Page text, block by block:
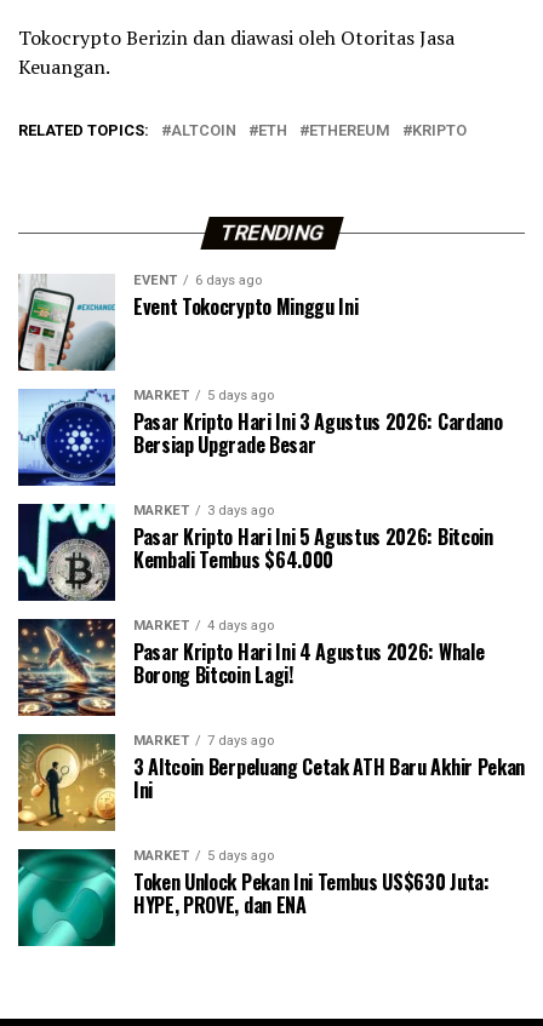
Tokocrypto Berizin dan diawasi oleh Otoritas Jasa
Keuangan.
RELATED TOPICS: ALTCOIN ETH ETHEREUM KRIPTO
TRENDING
EVENT 6 days ago
Event Tokocrypto Minggu Ini
MARKET 5 days ago
Pasar Kripto Hari Ini 3 Agustus 2026: Cardano
Bersiap Upgrade Besar
MARKET 3 days ago
Pasar Kripto Hari Ini 5 Agustus 2026: Bitcoin
Kembali Tembus $64.000
MARKET 4 days ago
Pasar Kripto Hari Ini 4 Agustus 2026: Whale
Borong Bitcoin Lagi!
MARKET 7 days ago
3 Altcoin Berpeluang Cetak ATH Baru Akhir Pekan
Ini
MARKET 5 days ago
Token Unlock Pekan Ini Tembus US$630 Juta:
HYPE, PROVE, dan ENA